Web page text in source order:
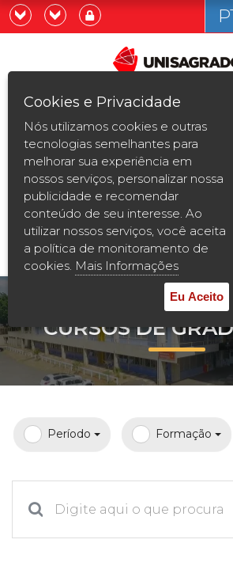
Graduação
Pós-graduação e
Curta Duração
Vestibular
2ª Graduação
Transferência
Reingresso
Prouni
Desconto de
Calendário
Já sou
Quero ser
ESTUDE AQUI
BOLSAS E
ENTRE EM
CURSOS DE
Período Formação
Cookies e Privacidade
Nós utilizamos cookies e outras
tecnologias semelhantes para
melhorar sua experiência em
nossos serviços, personalizar nossa
publicidade e recomendar
conteúdo de seu interesse. Ao
utilizar nossos serviços, você aceita
a política de monitoramento de
cookies. Mais Informações
Eu Aceito